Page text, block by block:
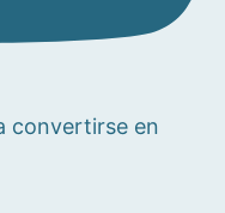
convertirse en